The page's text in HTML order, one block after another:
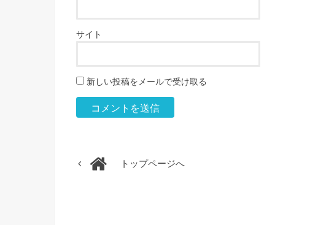
サイト
新しい投稿をメールで受け取る
トップページへ